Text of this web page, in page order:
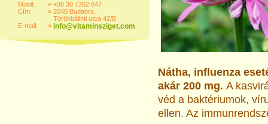
Mobil:
Cím:
E-mail:
»
»
»
+36 30 7262 647
2040 Budaörs,
Törökbálinti utca 42/B
info@vitaminsziget.com
Nátha, influenza
akár 200 mg. A
véd a baktériu­mok,
ellen. Az